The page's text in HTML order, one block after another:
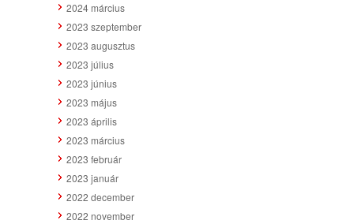
2024 március
2023 szeptember
2023 augusztus
2023 július
2023 június
2023 május
2023 április
2023 március
2023 február
2023 január
2022 december
2022 november